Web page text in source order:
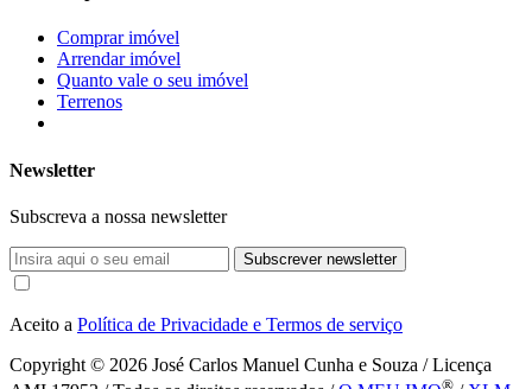
Comprar imóvel
Arrendar imóvel
Quanto vale o seu imóvel
Terrenos
Newsletter
Subscreva a nossa newsletter
Subscrever newsletter
Aceito a Política de Privacidade e Termos de serviço
Copyright © 2026 José Carlos Manuel Cunha e Souza / Licença
®